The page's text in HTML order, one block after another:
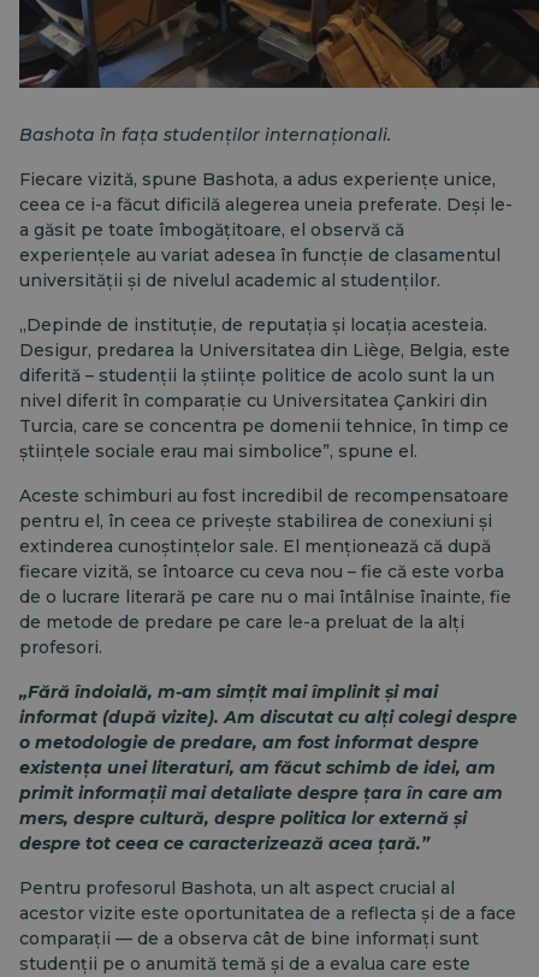
Bashota în fața studenților internaționali.
Fiecare vizită, spune Bashota, a adus experiențe unice,
ceea ce i-a făcut dificilă alegerea uneia preferate. Deși le-
a găsit pe toate îmbogățitoare, el observă că
experiențele au variat adesea în funcție de clasamentul
universității și de nivelul academic al studenților.
„Depinde de instituție, de reputația și locația acesteia.
Desigur, predarea la Universitatea din Liège, Belgia, este
diferită – studenții la științe politice de acolo sunt la un
nivel diferit în comparație cu Universitatea Çankiri din
Turcia, care se concentra pe domenii tehnice, în timp ce
științele sociale erau mai simbolice”, spune el.
Aceste schimburi au fost incredibil de recompensatoare
pentru el, în ceea ce privește stabilirea de conexiuni și
extinderea cunoștințelor sale. El menționează că după
fiecare vizită, se întoarce cu ceva nou – fie că este vorba
de o lucrare literară pe care nu o mai întâlnise înainte, fie
de metode de predare pe care le-a preluat de la alți
profesori.
„Fără îndoială, m-am simțit mai împlinit și mai
informat (după vizite). Am discutat cu alți colegi despre
o metodologie de predare, am fost informat despre
existența unei literaturi, am făcut schimb de idei, am
primit informații mai detaliate despre țara în care am
mers, despre cultură, despre politica lor externă și
despre tot ceea ce caracterizează acea țară.”
Pentru profesorul Bashota, un alt aspect crucial al
acestor vizite este oportunitatea de a reflecta și de a face
comparații — de a observa cât de bine informați sunt
studenții pe o anumită temă și de a evalua care este